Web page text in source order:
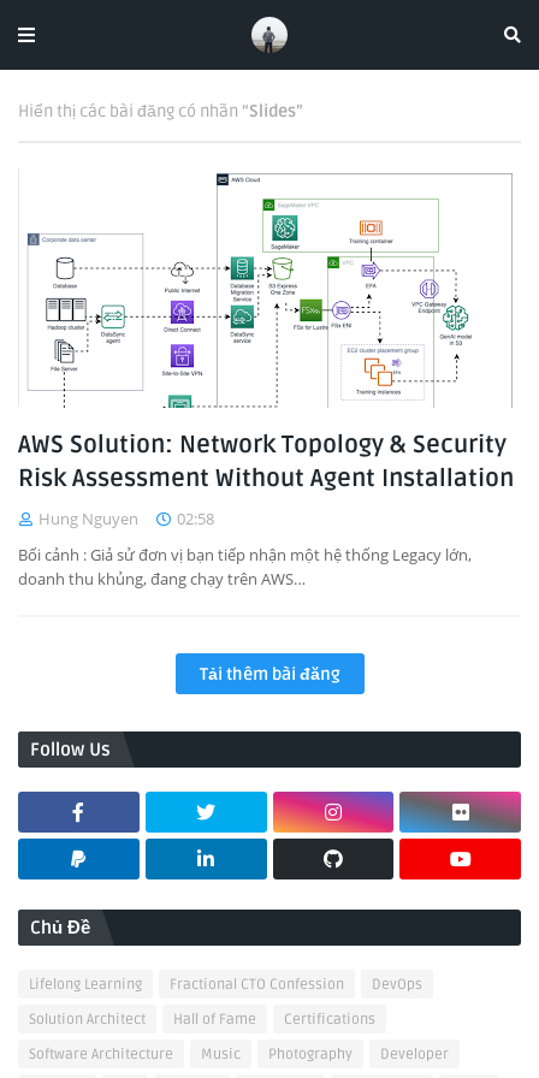
Hiển thị các bài đăng có nhãn Slides
AWS Solution: Network Topology & Security
Risk Assessment Without Agent Installation
Hung Nguyen
02:58
Bối cảnh : Giả sử đơn vị bạn tiếp nhận một hệ thống Legacy lớn,
doanh thu khủng, đang chạy trên AWS…
Tải thêm bài đăng
Follow Us
Chủ Đề
Lifelong Learning Fractional CTO Confession
DevOps
Solution Architect
Hall of Fame
Certifications
Software Architecture
Music Photography Developer